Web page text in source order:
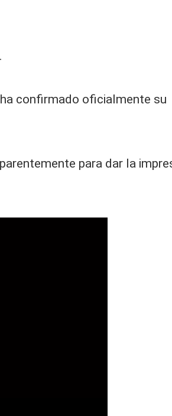
confirmado oficialmente su
para dar la